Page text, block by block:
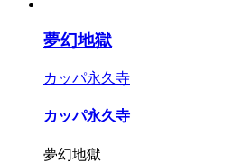
夢幻地獄
カッパ永久寺
カッパ永久寺
夢幻地獄